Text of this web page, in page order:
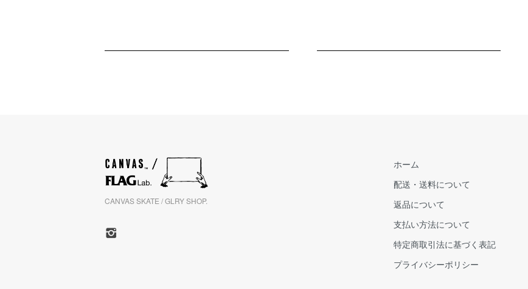
CANVAS SKATE / GLRY SHOP.
ホーム
配送・送料について
返品について
支払い方法について
特定商取引法に基づく表記
プライバシーポリシー